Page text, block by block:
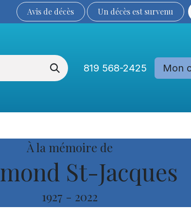
Avis de décès Un décès est sur​​​​​​​​ve​nu​​​​​​​​​​
819 568-2425 Mon
À la mémoire de
St-Jacques
1927 - 2022